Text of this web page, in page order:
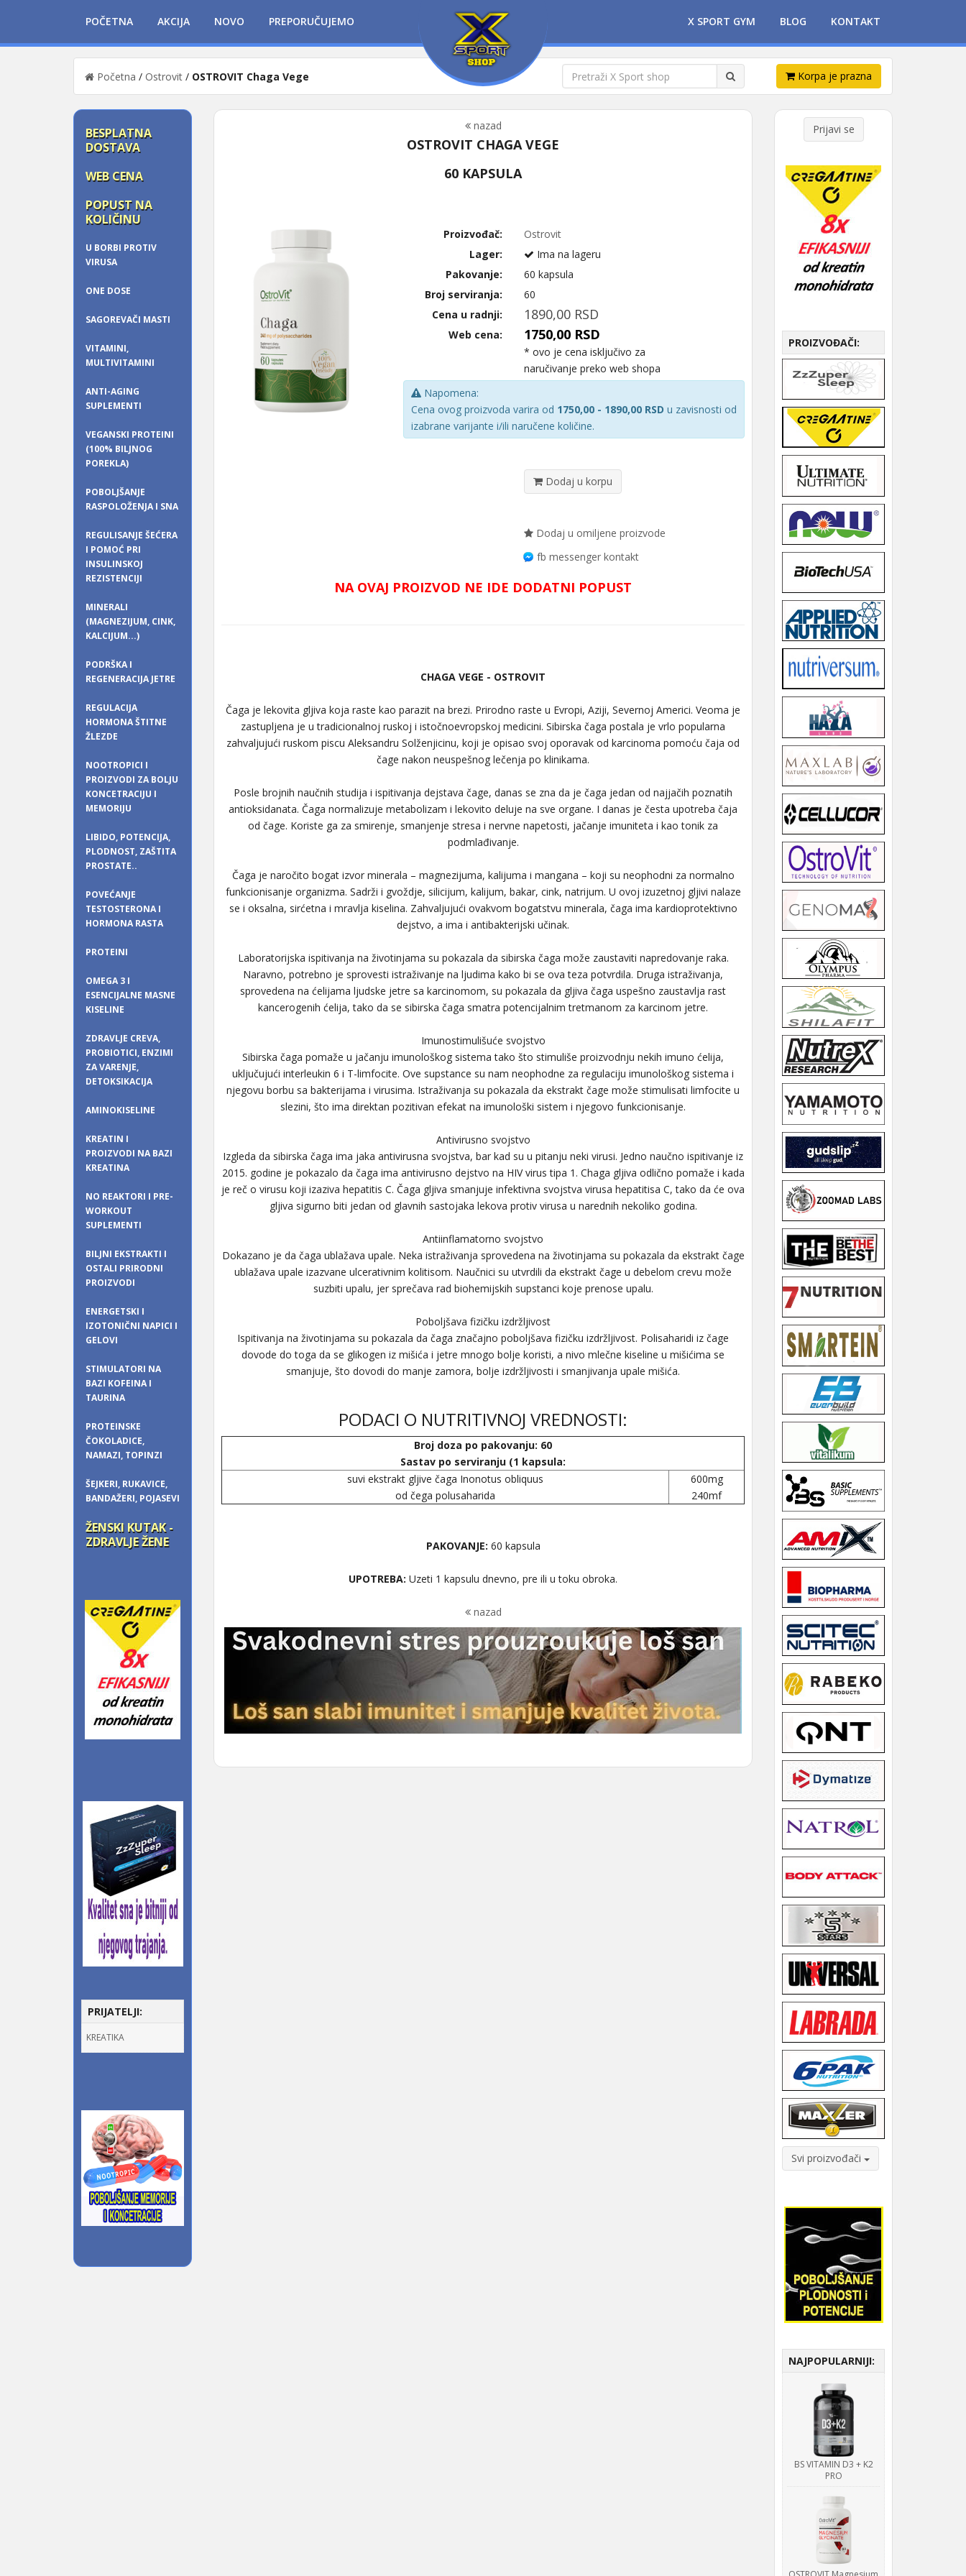
POČETNA AKCIJA NOVO PREPORUČUJEMO X SPORT GYM BLOG KONTAKT
Početna / Ostrovit / OSTROVIT Chaga Vege Korpa je prazna
BESPLATNA
DOSTAVA
WEB CENA
POPUST NA
KOLIČINU
U BORBI PROTIV
VIRUSA
ONE DOSE
SAGOREVAČI MASTI
VITAMINI,
MULTIVITAMINI
ANTI-AGING
SUPLEMENTI
VEGANSKI PROTEINI
(100% BILJNOG
POREKLA)
POBOLJŠANJE
RASPOLOŽENJA I SNA
REGULISANJE ŠEĆERA
I POMOĆ PRI
INSULINSKOJ
REZISTENCIJI
MINERALI
(MAGNEZIJUM, CINK,
KALCIJUM...)
PODRŠKA I
REGENERACIJA JETRE
REGULACIJA
HORMONA ŠTITNE
ŽLEZDE
NOOTROPICI I
PROIZVODI ZA BOLJU
KONCETRACIJU I
MEMORIJU
LIBIDO, POTENCIJA,
PLODNOST, ZAŠTITA
PROSTATE..
POVEĆANJE
TESTOSTERONA I
HORMONA RASTA
PROTEINI
OMEGA 3 I
ESENCIJALNE MASNE
KISELINE
ZDRAVLJE CREVA,
PROBIOTICI, ENZIMI
ZA VARENJE,
DETOKSIKACIJA
AMINOKISELINE
KREATIN I
PROIZVODI NA BAZI
KREATINA
NO REAKTORI I PRE-
WORKOUT
SUPLEMENTI
BILJNI EKSTRAKTI I
OSTALI PRIRODNI
PROIZVODI
ENERGETSKI I
IZOTONIČNI NAPICI I
GELOVI
STIMULATORI NA
BAZI KOFEINA I
TAURINA
PROTEINSKE
ČOKOLADICE,
NAMAZI, TOPINZI
ŠEJKERI, RUKAVICE,
BANDAŽERI, POJASEVI
ŽENSKI KUTAK -
ZDRAVLJE ŽENE
PRIJATELJI:
KREATIKA
nazad
OSTROVIT CHAGA VEGE
60 KAPSULA
Proizvođač:
Ostrovit
Lager:
Ima na lageru
Pakovanje:
60 kapsula
Broj serviranja:
60
Cena u radnji:
1890,00 RSD
Web cena: 1750,00 RSD
* ovo je cena isključivo za
naručivanje preko web shopa
Napomena:
Cena ovog proizvoda varira od 1750,00 - 1890,00 RSD u zavisnosti od
izabrane varijante i/ili naručene količine.
Dodaj u korpu
Dodaj u omiljene proizvode
fb messenger kontakt
NA OVAJ PROIZVOD NE IDE DODATNI POPUST
CHAGA VEGE - OSTROVIT
Čaga je lekovita gljiva koja raste kao parazit na brezi. Prirodno raste u Evropi, Aziji, Severnoj Americi. Veoma je
zastupljena je u tradicionalnoj ruskoj i istočnoevropskoj medicini. Sibirska čaga postala je vrlo popularna
zahvaljujući ruskom piscu Aleksandru Solženjicinu, koji je opisao svoj oporavak od karcinoma pomoću čaja od
čage nakon neuspešnog lečenja po klinikama.
Posle brojnih naučnih studija i ispitivanja dejstava čage, danas se zna da je čaga jedan od najjačih poznatih
antioksidanata. Čaga normalizuje metabolizam i lekovito deluje na sve organe. I danas je česta upotreba čaja
od čage. Koriste ga za smirenje, smanjenje stresa i nervne napetosti, jačanje imuniteta i kao tonik za
podmlađivanje.
Čaga je naročito bogat izvor minerala – magnezijuma, kalijuma i mangana – koji su neophodni za normalno
funkcionisanje organizma. Sadrži i gvoždje, silicijum, kalijum, bakar, cink, natrijum. U ovoj izuzetnoj gljivi nalaze
se i oksalna, sirćetna i mravlja kiselina. Zahvaljujući ovakvom bogatstvu minerala, čaga ima kardioprotektivno
dejstvo, a ima i antibakterijski učinak.
Laboratorijska ispitivanja na životinjama su pokazala da sibirska čaga može zaustaviti napredovanje raka.
Naravno, potrebno je sprovesti istraživanje na ljudima kako bi se ova teza potvrdila. Druga istraživanja,
sprovedena na ćelijama ljudske jetre sa karcinomom, su pokazala da gljiva čaga uspešno zaustavlja rast
kancerogenih ćelija, tako da se sibirska čaga smatra potencijalnim tretmanom za karcinom jetre.
Imunostimulišuće svojstvo
Sibirska čaga pomaže u jačanju imunološkog sistema tako što stimuliše proizvodnju nekih imuno ćelija,
uključujući interleukin 6 i T-limfocite. Ove supstance su nam neophodne za regulaciju imunološkog sistema i
njegovu borbu sa bakterijama i virusima. Istraživanja su pokazala da ekstrakt čage može stimulisati limfocite u
slezini, što ima direktan pozitivan efekat na imunološki sistem i njegovo funkcionisanje.
Antivirusno svojstvo
Izgleda da sibirska čaga ima jaka antivirusna svojstva, bar kad su u pitanju neki virusi. Jedno naučno ispitivanje iz
2015. godine je pokazalo da čaga ima antivirusno dejstvo na HIV virus tipa 1. Chaga gljiva odlično pomaže i kada
je reč o virusu koji izaziva hepatitis C. Čaga gljiva smanjuje infektivna svojstva virusa hepatitisa C, tako da će ova
gljiva sigurno biti jedan od glavnih sastojaka lekova protiv virusa u narednih nekoliko godina.
Antiinflamatorno svojstvo
Dokazano je da čaga ublažava upale. Neka istraživanja sprovedena na životinjama su pokazala da ekstrakt čage
ublažava upale izazvane ulcerativnim kolitisom. Naučnici su utvrdili da ekstrakt čage u debelom crevu može
suzbiti upalu, jer sprečava rad biohemijskih supstanci koje prenose upalu.
Poboljšava fizičku izdržljivost
Ispitivanja na životinjama su pokazala da čaga značajno poboljšava fizičku izdržljivost. Polisaharidi iz čage
dovode do toga da se glikogen iz mišića i jetre mnogo bolje koristi, a nivo mlečne kiseline u mišićima se
smanjuje, što dovodi do manje zamora, bolje izdržljivosti i smanjivanja upale mišića.
PODACI O NUTRITIVNOJ VREDNOSTI:
Broj doza po pakovanju: 60
Sastav po serviranju (1 kapsula:
suvi ekstrakt gljive čaga Inonotus obliquus
od čega polusaharida
600mg
240mf
PAKOVANJE: 60 kapsula
UPOTREBA: Uzeti 1 kapsulu dnevno, pre ili u toku obroka.
nazad
Prijavi se
PROIZVOĐAČI:
Svi proizvođači
NAJPOPULARNIJI:
BS VITAMIN D3 + K2
PRO